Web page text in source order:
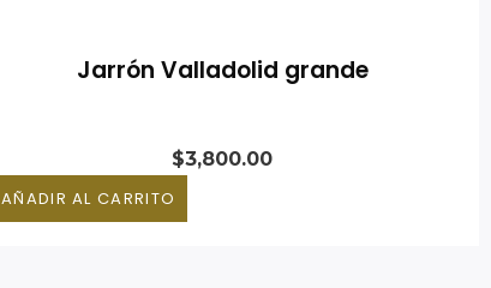
Jarrón Valladolid grande
$3,800.00
AÑADIR AL CARRITO